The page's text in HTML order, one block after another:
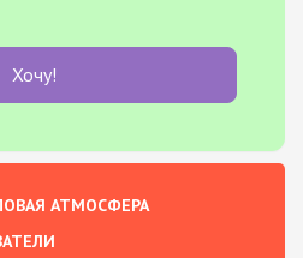
Хочу!
АТМОСФЕРА